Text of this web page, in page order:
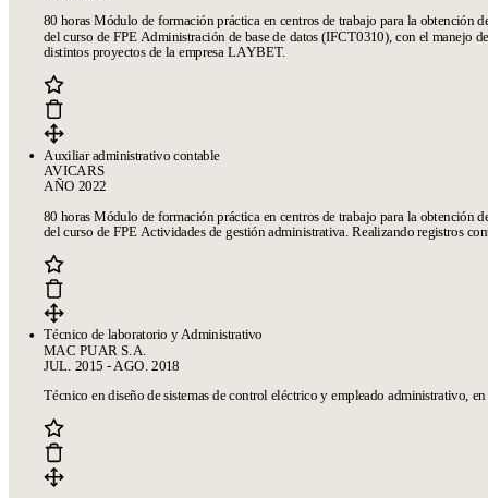
80 horas Módulo de formación práctica en centros de trabajo para la obtención
del curso de FPE Administración de base de datos (IFCT0310), con el manejo
distintos proyectos de la empresa LAYBET.
Auxiliar administrativo contable
AVICARS
AÑO 2022
80 horas Módulo de formación práctica en centros de trabajo para la obtención
del curso de FPE Actividades de gestión administrativa. Realizando registros
Técnico de laboratorio y Administrativo
MAC PUAR S.A.
JUL. 2015 - AGO. 2018
Técnico en diseño de sistemas de control eléctrico y empleado administrativo, en